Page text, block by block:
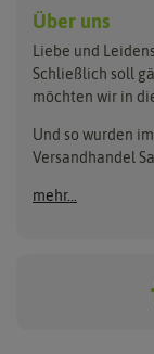
Anzuchtschalen
Beleuchtung
Erdbeertürme
Folien, Vliese und
Gartengeräte
Nützlinge &
Benary
Buzzy Seeds
Clever Pots
Dürr-Samen
Über uns
Liebe und
Schließlich soll
möchten wir in
Und so wurden
Versandhandel
mehr...